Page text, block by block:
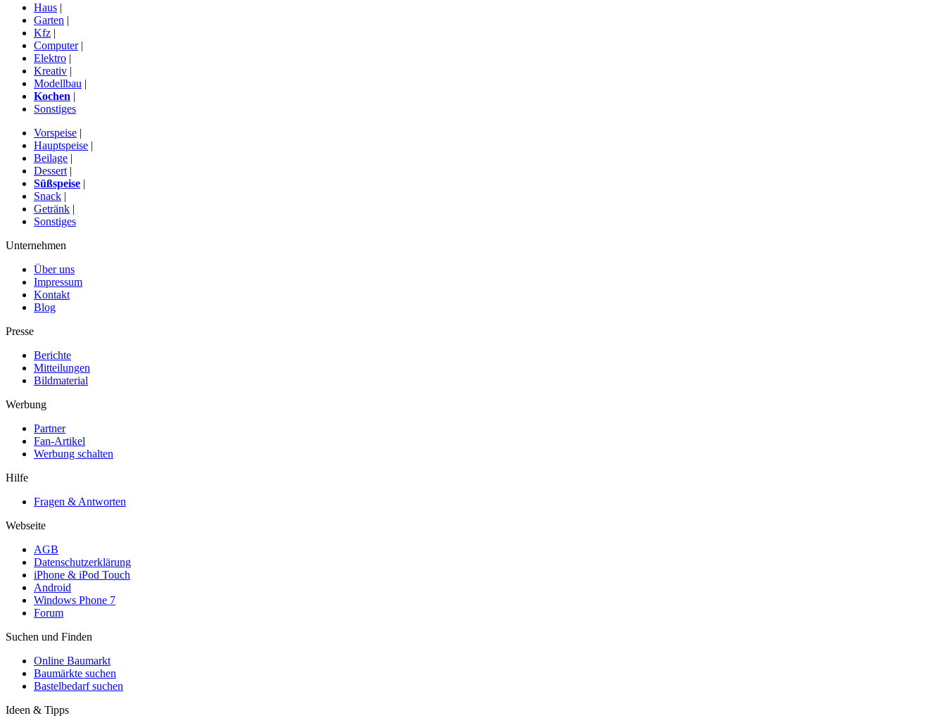
Haus |
Garten |
Kfz |
Computer|
Elektro |
Kreativ |
Modellbau |
Kochen |
Sonstiges
Vorspeise |
Hauptspeise |
Beilage |
Dessert |
Süßspeise |
Snack |
Getränk |
Sonstiges
Unternehmen
Über uns
Impressum
Kontakt
Blog
Presse
Berichte
Mitteilungen
Bildmaterial
Werbung
Partner
Fan-Artikel
Werbung schalten
Hilfe
Fragen & Antworten
Webseite
AGB
Datenschutzerklärung
iPhone & iPod Touch
Android
Windows Phone 7
Forum
Suchen und Finden
Online Baumarkt
Baumärkte suchen
Bastelbedarf suchen
Ideen & Tipps